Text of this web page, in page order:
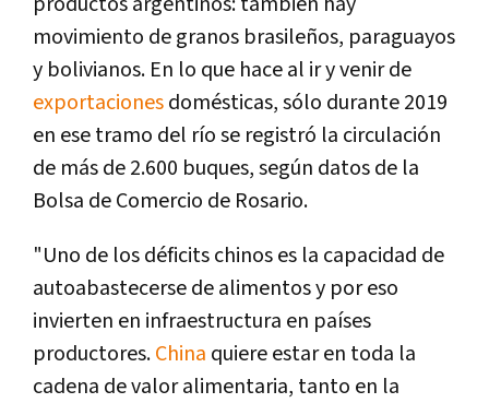
movimiento de granos brasileños, paraguayos
y bolivianos. En lo que hace al ir y venir de
exportacionesdomésticas, sólo durante 2019
en ese tramo del río se registró la circulación
de más de 2.600 buques, según datos de la
Bolsa de Comercio de Rosario.
"Uno de los déficits chinos es la capacidad de
autoabastecerse de alimentos y por eso
invierten en infraestructura en países
productores.China quiere estar en toda la
cadena de valor alimentaria, tanto en la